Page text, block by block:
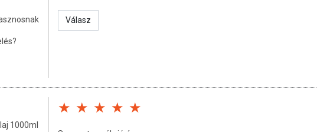
szám és minőségmegőrzési idő a doboz oldalán található.
a kiegyensúlyozott, vegyes étrendet és az egészséges életmódot! A termék nem
termék nem az orvosi kezelés helyettesítője! Betegség esetén használatát
Ne szedje a készítményt, ha bármelyik összetevőre allergiás vagy érzékeny!
Válasz
1000ml